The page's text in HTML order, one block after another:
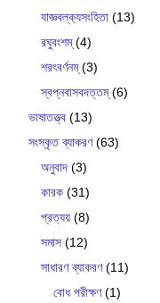
যাজ্ঞবল্ক‍্যসংহিতা (13)
রঘুবংশম্(4)
শরৎবর্ণনম্(3)
স্বপ্নবাসবদত্তম্(6)
ভাষাতত্ত্ব (13)
সংস্কৃত ব্যাকরণ(63)
অনুবাদ (3)
কারক (31)
প্রত্যয় (8)
সমাস (12)
সাধারণ ব্যাকরণ(11)
বোধ পরীক্ষণ(1)